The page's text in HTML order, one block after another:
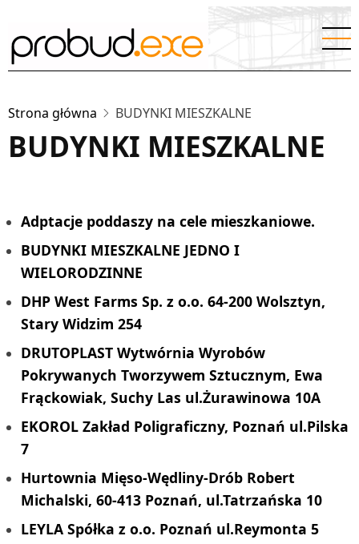
treści
Strona główna BUDYNKI MIESZKALNE
BUDYNKI MIESZKALNE
Adptacje poddaszy na cele mieszkaniowe.
BUDYNKI MIESZKALNE JEDNO I
WIELORODZINNE
DHP West Farms Sp. z o.o. 64-200 Wolsztyn,
Stary Widzim 254
DRUTOPLAST Wytwórnia Wyrobów
Pokrywanych Tworzywem Sztucznym, Ewa
Frąckowiak, Suchy Las ul.Żurawinowa 10A
EKOROL Zakład Poligraficzny, Poznań ul.Pilska
7
Hurtownia Mięso-Wędliny-Drób Robert
Michalski, 60-413 Poznań, ul.Tatrzańska 10
LEYLA Spółka z o.o. Poznań ul.Reymonta 5